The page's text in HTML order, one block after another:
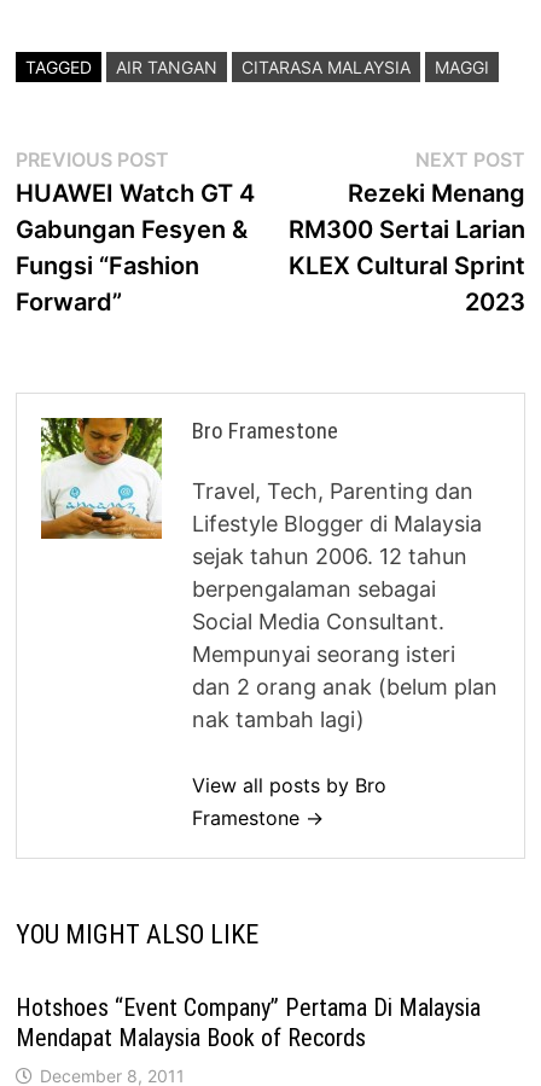
TAGGED AIR TANGAN CITARASA MALAYSIA MAGGI
Post
navigation
PREVIOUS POST
post:
HUAWEI Watch GT 4
Gabungan Fesyen &
Fungsi “Fashion
Forward”
NEXT POST
Rezeki Menang
RM300 Sertai Larian
KLEX Cultural Sprint
2023
Bro Framestone
Travel, Tech, Parenting dan
Lifestyle Blogger di Malaysia
sejak tahun 2006. 12 tahun
berpengalaman sebagai
Social Media Consultant.
Mempunyai seorang isteri
dan 2 orang anak (belum plan
nak tambah lagi)
View all posts by Bro
Framestone →
YOU MIGHT ALSO LIKE
Hotshoes “Event Company” Pertama Di Malaysia
Mendapat Malaysia Book of Records
December 8, 2011